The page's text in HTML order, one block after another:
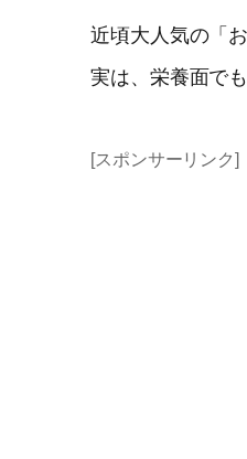
近頃大人気の「
実は、栄養面で
[スポンサーリンク]